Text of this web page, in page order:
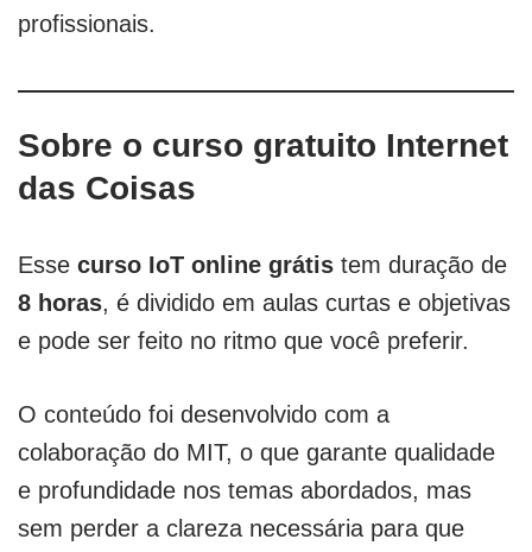
profissionais.
Sobre o curso gratuito Internet
das Coisas
Esse curso IoT online grátis tem duração de
8 horas, é dividido em aulas curtas e objetivas
e pode ser feito no ritmo que você preferir.
O conteúdo foi desenvolvido com a
colaboração do MIT, o que garante qualidade
e profundidade nos temas abordados, mas
sem perder a clareza necessária para que